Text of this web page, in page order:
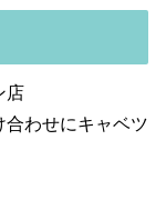
店
わせにキャベツ